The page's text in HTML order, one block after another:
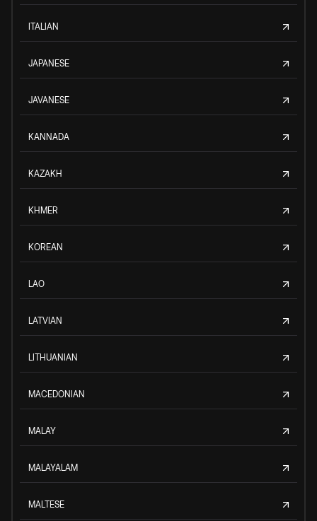
ITALIAN
JAPANESE
JAVANESE
KANNADA
KAZAKH
KHMER
KOREAN
LAO
LATVIAN
LITHUANIAN
MACEDONIAN
MALAY
MALAYALAM
MALTESE